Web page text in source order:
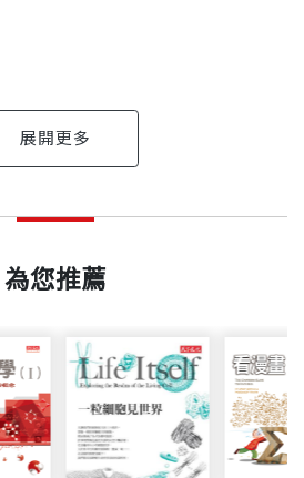
的論文，有許多都是關於水中
教授與太太住在加州庫柏丁
，四位成年子女偶爾會回家拜
網址是www.stanford.edu/grou
的儀器是科學研究中很自然
2018/03/12
天下文化
為您推薦